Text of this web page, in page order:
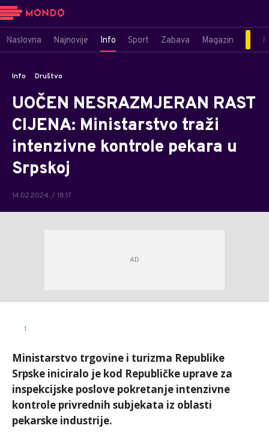
Naslovna Najnovije Info Sport Zabava Magazin
Info Društvo
UOČEN NESRAZMJERAN RAST
CIJENA: Ministarstvo traži
intenzivne kontrole pekara u
Srpskoj
14.02.2024. / 18:17
AUTOR
1
Ministarstvo trgovine i turizma Republike
Srpske iniciralo je kod Republičke uprave za
inspekcijske poslove pokretanje intenzivne
kontrole privrednih subjekata iz oblasti
pekarske industrije.